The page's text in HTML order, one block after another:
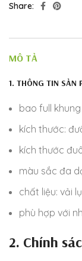
Share
MÔ TẢ
1. THÔNG TIN SẢN
bao full
kích thước:
kích thước
màu sắc đa
chất liệu: vải
phù hợp với
2. Chính